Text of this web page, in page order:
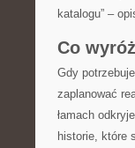
katalogu” –
Co
Gdy
zaplanować
łamach
historie, które